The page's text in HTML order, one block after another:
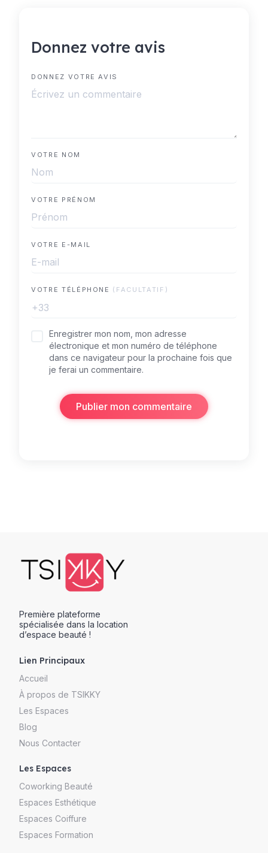
Donnez votre avis
DONNEZ VOTRE AVIS
VOTRE NOM
VOTRE PRÉNOM
VOTRE E-MAIL
VOTRE TÉLÉPHONE (FACULTATIF)
+33
Enregistrer mon nom, mon adresse
électronique et mon numéro de téléphone
dans ce navigateur pour la prochaine fois que
je ferai un commentaire.
Publier mon commentaire
Première plateforme
spécialisée dans la location
d’espace beauté !
Lien Principaux
Accueil
À propos de TSIKKY
Les Espaces
Blog
Nous Contacter
Les Espaces
Coworking Beauté
Espaces Esthétique
Espaces Coiffure
Espaces Formation